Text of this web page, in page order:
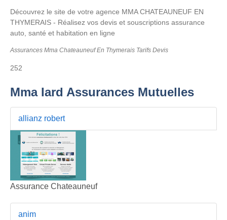
Découvrez le site de votre agence MMA CHATEAUNEUF EN
THYMERAIS - Réalisez vos devis et souscriptions assurance
auto, santé et habitation en ligne
Assurances Mma Chateauneuf En Thymerais Tarifs Devis
252
Mma Iard Assurances Mutuelles
allianz robert
Assurance Chateauneuf
anim